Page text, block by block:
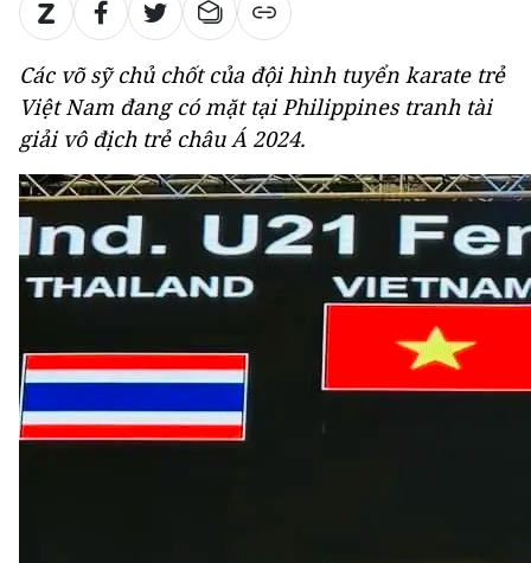
Các võ sỹ chủ chốt của đội hình tuyển karate trẻ
Việt Nam đang có mặt tại Philippines tranh tài
giải vô địch trẻ châu Á 2024.